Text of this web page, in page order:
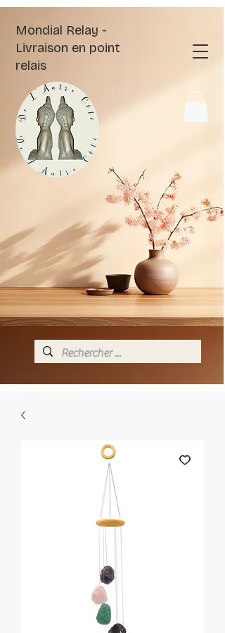
Mondial Relay -
Livraison en point
relais